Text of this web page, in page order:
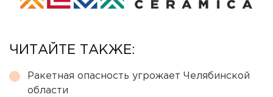
ЧИТАЙТЕ ТАКЖЕ:
Ракетная опасность угрожает Челябинской
области